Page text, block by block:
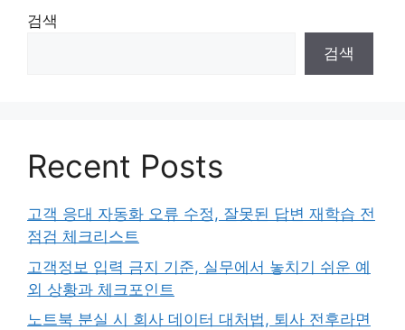
검색
검색
Recent Posts
고객 응대 자동화 오류 수정, 잘못된 답변 재학습 전
점검 체크리스트
고객정보 입력 금지 기준, 실무에서 놓치기 쉬운 예
외 상황과 체크포인트
노트북 분실 시 회사 데이터 대처법, 퇴사 전후라면